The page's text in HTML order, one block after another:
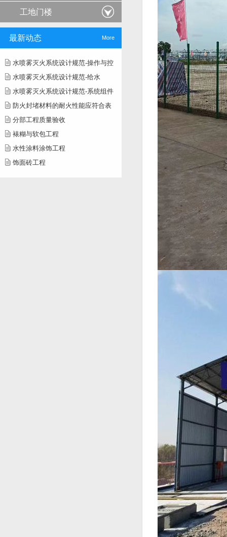
工地门楼
More
最新动态
水喷雾灭火系统设计规范-操作与控
水喷雾灭火系统设计规范-给水
水喷雾灭火系统设计规范-系统组件
防火封堵材料的耐火性能应符合表
分部工程质量验收
裱糊与软包工程
水性涂料涂饰工程
饰面砖工程